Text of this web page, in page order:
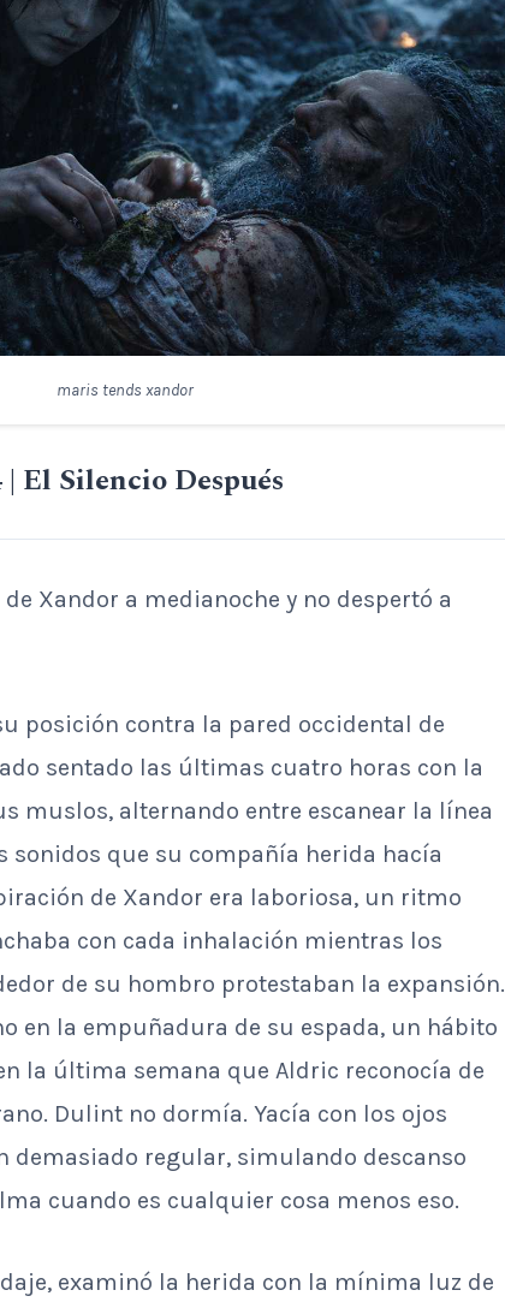
maris tends xandor
El Silencio Después
Xandor a medianoche y no despertó a
posición contra la pared occidental de
sentado las últimas cuatro horas con la
muslos, alternando entre escanear la línea
sonidos que su compañía herida hacía
de Xandor era laboriosa, un ritmo
con cada inhalación mientras los
de su hombro protestaban la expansión.
en la empuñadura de su espada, un hábito
la última semana que Aldric reconocía de
Dulint no dormía. Yacía con los ojos
demasiado regular, simulando descanso
cuando es cualquier cosa menos eso.
examinó la herida con la mínima luz de